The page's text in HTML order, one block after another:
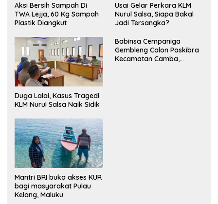
Aksi Bersih Sampah Di
TWA Lejja, 60 Kg Sampah
Plastik Diangkut
‎Usai Gelar Perkara KLM
Nurul Salsa, Siapa Bakal
Jadi Tersangka?
Duga Lalai, Kasus Tragedi
KLM Nurul Salsa Naik Sidik
Babinsa Cempaniga
Gembleng Calon Paskibra
Kecamatan Camba,
Mantri BRI buka akses KUR
bagi masyarakat Pulau
Kelang, Maluku